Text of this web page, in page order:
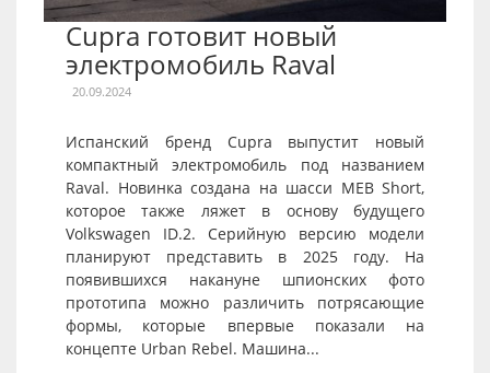
Cupra готовит новый
электромобиль Raval
20.09.2024
Испанский бренд Cupra выпустит новый
компактный электромобиль под названием
Raval. Новинка создана на шасси MEB Short,
которое также ляжет в основу будущего
Volkswagen ID.2. Серийную версию модели
планируют представить в 2025 году. На
появившихся накануне шпионских фото
прототипа можно различить потрясающие
формы, которые впервые показали на
концепте Urban Rebel. Машина...